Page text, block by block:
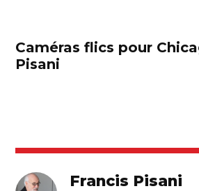
Caméras flics pour
Pisani
Francis Pisani